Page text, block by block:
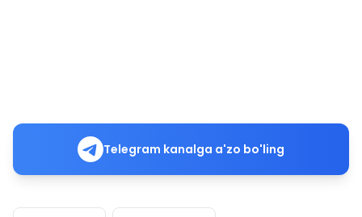
Telegram kanalga a'zo bo'ling